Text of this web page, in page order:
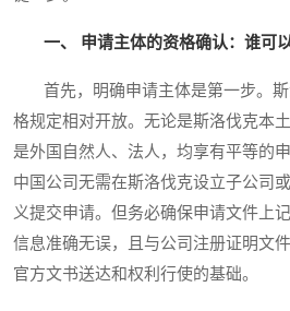
一、 申请主体的资格确认：谁可
首先，明确申请主体是第一步。斯
格规定相对开放。无论是斯洛伐克本
是外国自然人、法人，均享有平等的
中国公司无需在斯洛伐克设立子公司
义提交申请。但务必确保申请文件上
信息准确无误，且与公司注册证明文
官方文书送达和权利行使的基础。